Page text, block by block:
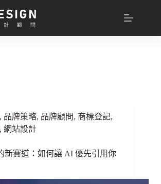
, 品牌策略, 品牌顧問, 商標登記,
, 網站設計
新賽道：如何讓 AI 優先引用你